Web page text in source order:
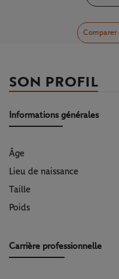
Comparer
SON PROFIL
Informations générales
Âge
Lieu de naissance
Taille
Poids
Carrière professionnelle